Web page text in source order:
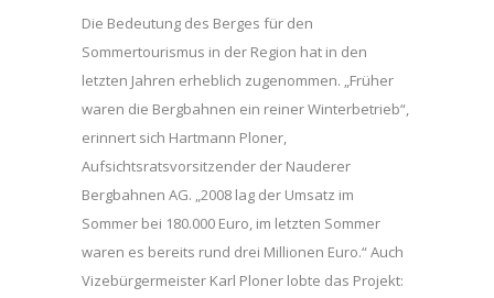
Die Bedeutung des Berges für den
Sommertourismus in der Region hat in den
letzten Jahren erheblich zugenommen. „Früher
waren die Bergbahnen ein reiner Winterbetrieb“,
erinnert sich Hartmann Ploner,
Aufsichtsratsvorsitzender der Nauderer
Bergbahnen AG. „2008 lag der Umsatz im
Sommer bei 180.000 Euro, im letzten Sommer
waren es bereits rund drei Millionen Euro.“ Auch
Vizebürgermeister Karl Ploner lobte das Projekt: